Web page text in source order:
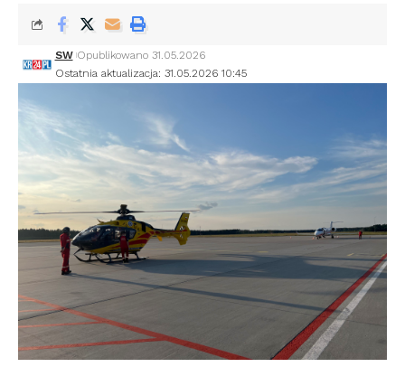
Ostatnia aktualizacja: 31.05.2026 10:45
SW Opublikowano 31.05.2026